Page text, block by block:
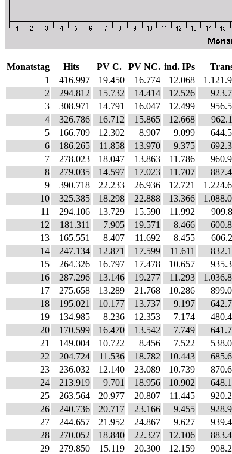
Monatstag
Hits
1
416.997
2
294.812
3
308.971
4
326.786
5
166.709
6
186.265
7
278.023
8
279.035
9
390.718
10
325.385
11
294.106
12
181.311
13
165.551
14
247.134
15
264.326
16
287.296
17
275.658
18
195.021
19
134.985
20
170.599
21
149.004
22
204.724
23
236.032
24
213.919
25
263.564
26
240.736
27
244.657
28
270.052
29
279.850
PV C.
19.450
15.732
14.791
16.712
12.302
11.858
18.047
14.597
22.233
18.298
13.729
7.905
8.407
12.871
16.797
13.146
13.289
10.177
8.236
16.470
10.722
11.536
12.140
9.701
20.977
20.717
21.952
18.840
15.119
PV NC.
16.774
14.414
16.047
15.865
8.907
13.970
13.863
17.023
26.936
22.888
15.590
19.571
11.692
17.599
17.478
19.277
21.768
13.737
12.353
13.542
8.456
18.782
23.089
18.956
20.807
23.166
24.867
22.327
20.300
ind. IPs
12.068
12.526
12.499
12.668
9.099
9.375
11.786
11.707
12.721
13.366
11.992
8.466
8.455
11.611
10.657
11.293
10.286
9.197
7.174
7.749
7.522
10.443
10.739
10.902
11.445
9.455
9.627
12.106
12.159